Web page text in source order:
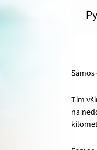
Samos
Tím
na